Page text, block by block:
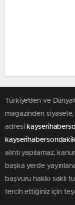
Türkiye'den ve
magazinden
adresi
alıntı yapılamaz,
başka yerde
başvuru hakkı saklı
tercih ettiğiniz için